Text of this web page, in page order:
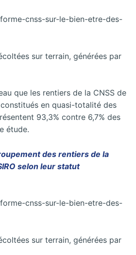
cnss-sur-le-bien-etre-des-
sur terrain, générées par
que les rentiers de la CNSS de
constitués en quasi-totalité des
93,3% contre 6,7% des
étude.
des rentiers de la
selon leur statut
cnss-sur-le-bien-etre-des-
sur terrain, générées par